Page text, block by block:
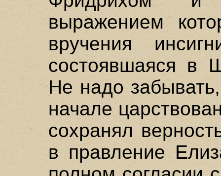
выражением
вручения
состоявшаяся в
Не надо
начале
сохранял
в правление